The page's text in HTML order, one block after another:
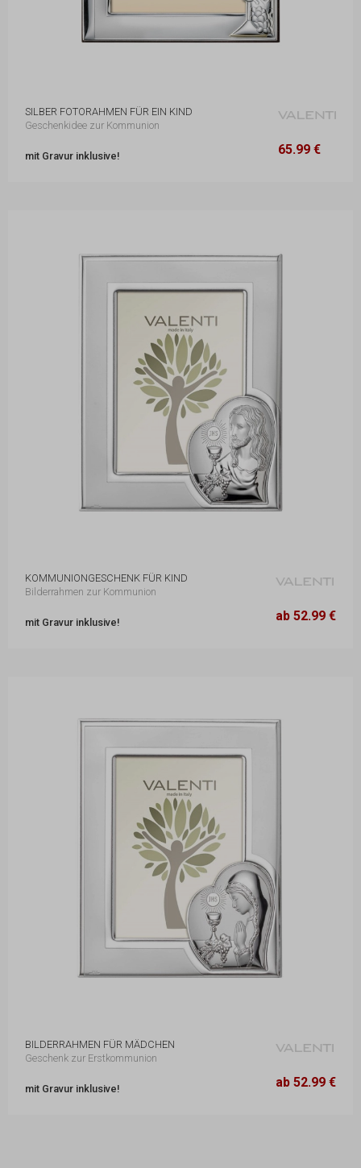
SILBER FOTORAHMEN FÜR EIN KIND
Geschenkidee zur Kommunion
mit Gravur inklusive! 65.99 €
13 x 17,2 cm 65.99 €
KOMMUNIONGESCHENK FÜR KIND
Bilderrahmen zur Kommunion
mit Gravur inklusive! ab 52.99 €
14,8 x 18,9 cm
52.99 €
BILDERRAHMEN FÜR MÄDCHEN
Geschenk zur Erstkommunion
mit Gravur inklusive! ab 52.99 €
14,8 x 18,9 cm
52.99 €